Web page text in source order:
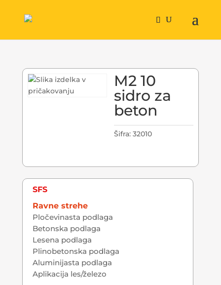
M2 10
sidro za
beton
Šifra: 32010
SFS
Ravne strehe
Pločevinasta podlaga
Betonska podlaga
Lesena podlaga
Plinobetonska podlaga
Aluminijasta podlaga
Aplikacija les/železo